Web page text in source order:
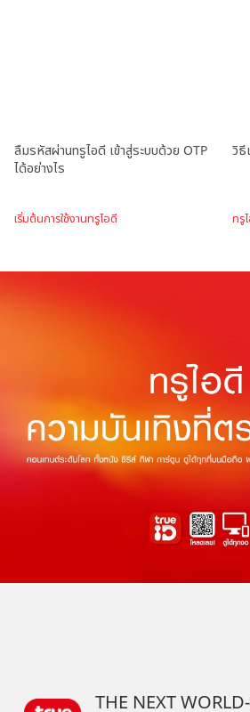
ลืมรหัสผ่านทรูไอดี เข้าสู่ระบบด้วย OTP
ได้อย่างไร
เริ่มต้นการใช้งานทรูไอดี
วิธี
ทรู
THE NEXT